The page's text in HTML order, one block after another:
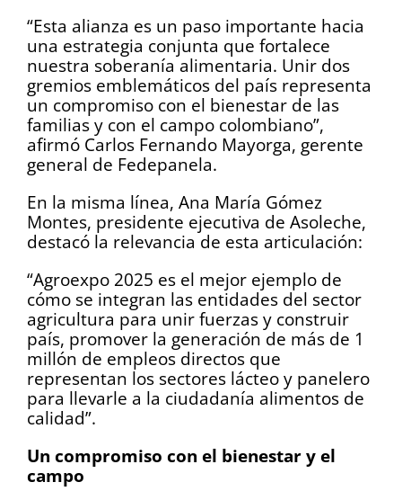
“Esta alianza es un paso importante hacia
una estrategia conjunta que fortalece
nuestra soberanía alimentaria. Unir dos
gremios emblemáticos del país representa
un compromiso con el bienestar de las
familias y con el campo colombiano”,
afirmó Carlos Fernando Mayorga, gerente
general de Fedepanela.
En la misma línea, Ana María Gómez
Montes, presidente ejecutiva de Asoleche,
destacó la relevancia de esta articulación:
“Agroexpo 2025 es el mejor ejemplo de
cómo se integran las entidades del sector
agricultura para unir fuerzas y construir
país, promover la generación de más de 1
millón de empleos directos que
representan los sectores lácteo y panelero
para llevarle a la ciudadanía alimentos de
calidad”.
Un compromiso con el bienestar y el
campo